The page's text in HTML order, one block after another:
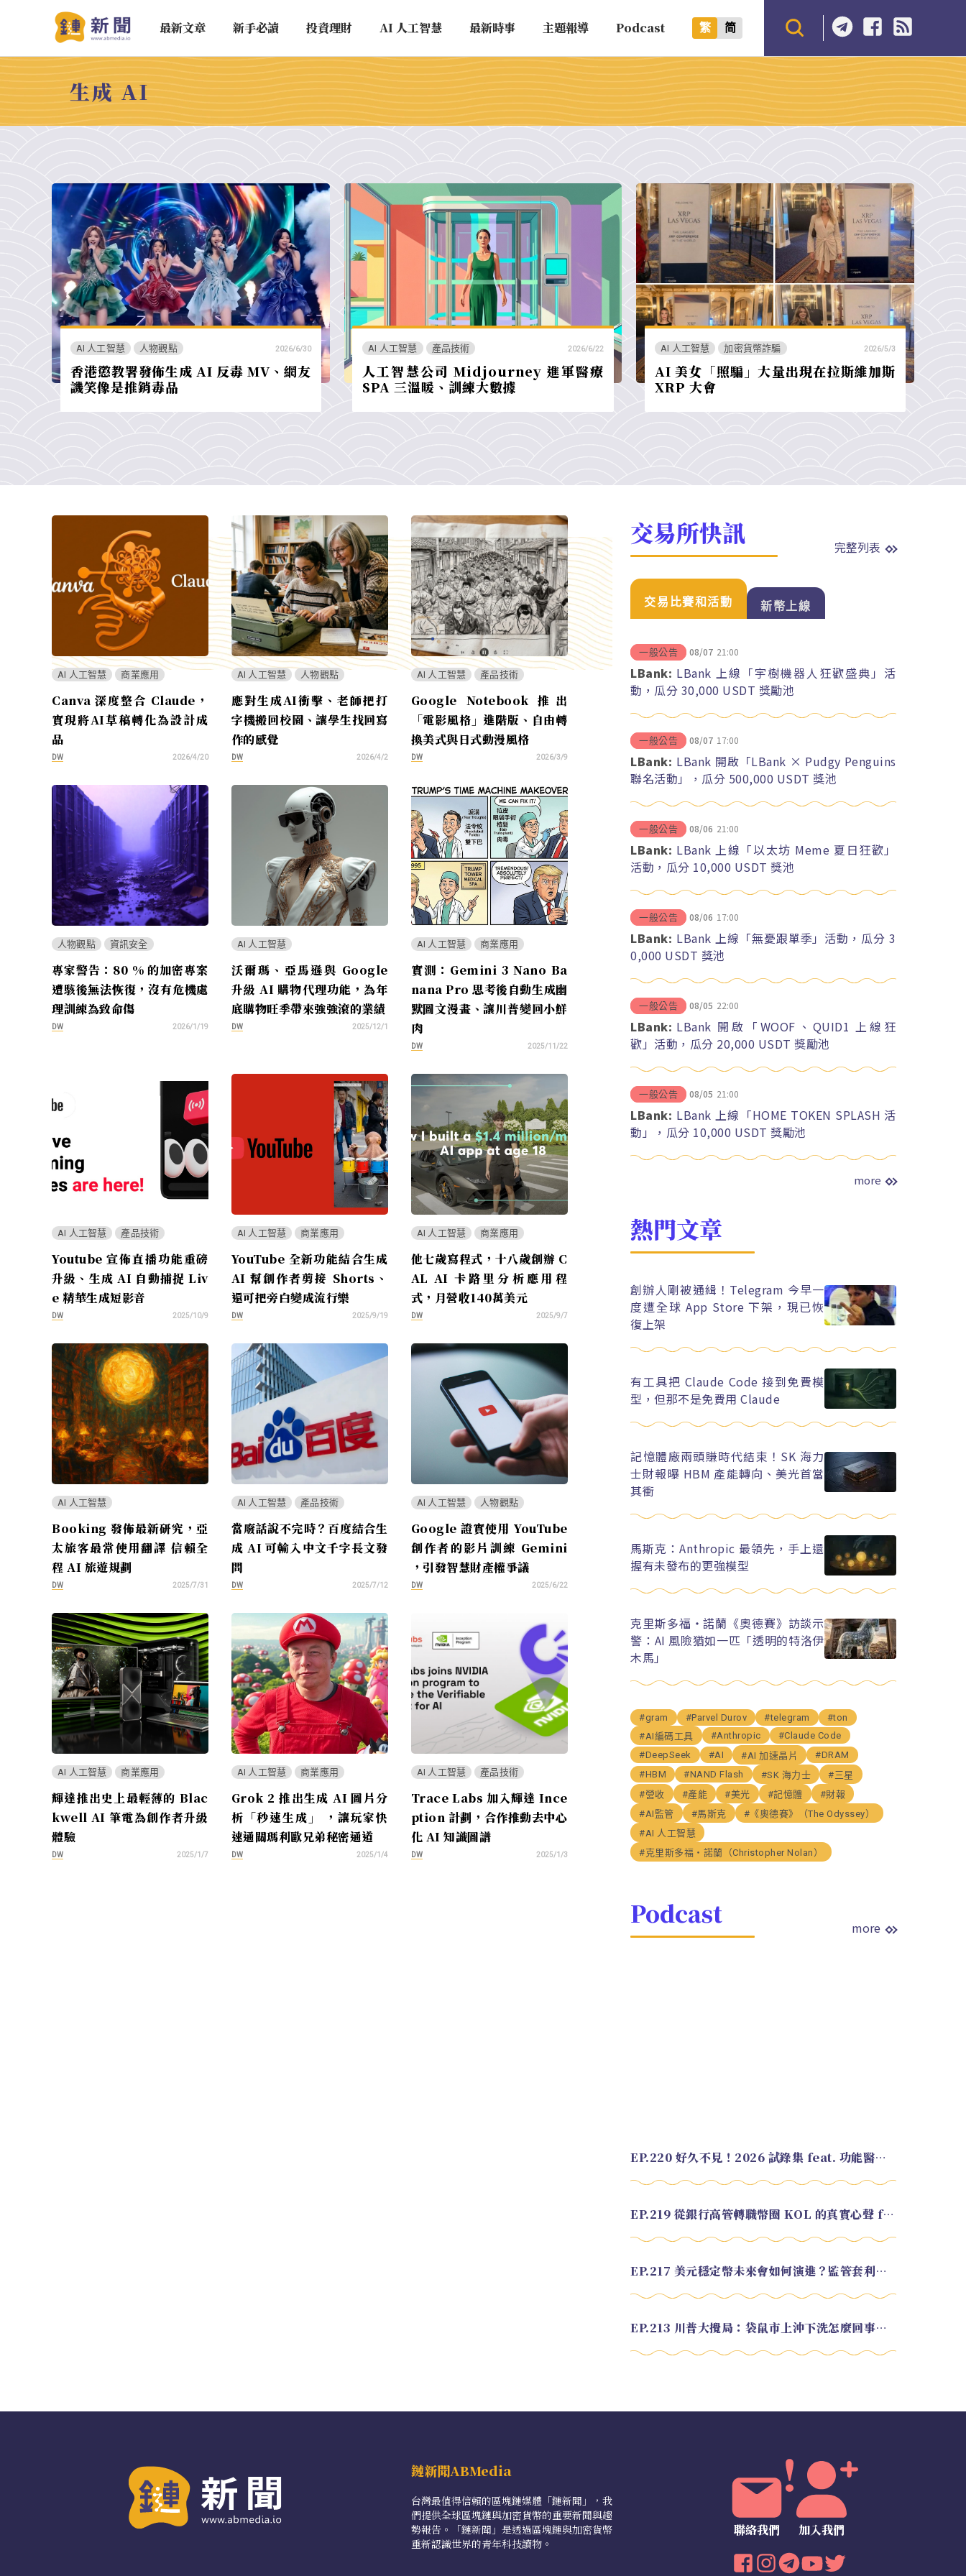
最新文章 新手必讀 投資理財 AI 人工智慧 最新時事 主題報導 Podcast 繁 简
生成 AI
AI 人工智慧 人物觀點 2026/6/30
香港懲教署發佈生成 AI 反毒 MV、網友
譏笑像是推銷毒品
AI 人工智慧 產品技術 2026/6/22
人工智慧公司 Midjourney 進軍醫療
SPA 三溫暖、訓練大數據
AI 人工智慧 加密貨幣詐騙 2026/5/3
AI 美女「照騙」大量出現在拉斯維加斯
XRP 大會
AI 人工智慧 商業應用
Canva 深度整合 Claude，
實現將AI草稿轉化為設計成
品
DW 2026/4/20
AI 人工智慧 人物觀點
應對生成AI衝擊、老師把打
字機搬回校園、讓學生找回寫
作的感覺
DW 2026/4/2
AI 人工智慧 產品技術
Google Notebook 推出
「電影風格」進階版、自由轉
換美式與日式動漫風格
DW 2026/3/9
人物觀點 資訊安全
專家警告：80 % 的加密專案
遭駭後無法恢復，沒有危機處
理訓練為致命傷
DW 2026/1/19
AI 人工智慧
沃爾瑪、亞馬遜與 Google
升級 AI 購物代理功能，為年
底購物旺季帶來強強滾的業績
DW 2025/12/1
AI 人工智慧 商業應用
實測：Gemini 3 Nano Ba
nana Pro 思考後自動生成幽
默圖文漫畫、讓川普變回小鮮
肉
DW 2025/11/22
AI 人工智慧 產品技術
Youtube 宣佈直播功能重磅
升級、生成 AI 自動捕捉 Liv
e 精華生成短影音
DW 2025/10/9
AI 人工智慧 商業應用
YouTube 全新功能結合生成
AI 幫創作者剪接 Shorts、
還可把旁白變成流行樂
DW 2025/9/19
AI 人工智慧 商業應用
他七歲寫程式，十八歲創辦 C
AL AI 卡路里分析應用程
式，月營收140萬美元
DW 2025/9/7
AI 人工智慧
Booking 發佈最新研究，亞
太旅客最常使用翻譯 信賴全
程 AI 旅遊規劃
DW 2025/7/31
AI 人工智慧 產品技術
當廢話說不完時？百度結合生
成 AI 可輸入中文千字長文發
問
DW 2025/7/12
AI 人工智慧 人物觀點
Google 證實使用 YouTube
創作者的影片訓練 Gemini
，引發智慧財產權爭議
DW 2025/6/22
AI 人工智慧 商業應用
輝達推出史上最輕薄的 Blac
kwell AI 筆電為創作者升級
體驗
DW 2025/1/7
AI 人工智慧 商業應用
Grok 2 推出生成 AI 圖片分
析「秒速生成」 ，讓玩家快
速通關瑪利歐兄弟秘密通道
DW 2025/1/4
AI 人工智慧 產品技術
Trace Labs 加入輝達 Ince
ption 計劃，合作推動去中心
化 AI 知識圖譜
DW 2025/1/3
交易所快訊 完整列表
交易比賽和活動 新幣上線
一般公告 08/07 21:00
LBank: LBank 上線「宇樹機器人狂歡盛典」活
動，瓜分 30,000 USDT 獎勵池
一般公告 08/07 17:00
LBank: LBank 開啟「LBank × Pudgy Penguins
聯名活動」，瓜分 500,000 USDT 獎池
一般公告 08/06 21:00
LBank: LBank 上線「以太坊 Meme 夏日狂歡」
活動，瓜分 10,000 USDT 獎池
一般公告 08/06 17:00
LBank: LBank 上線「無憂跟單季」活動，瓜分 3
0,000 USDT 獎池
一般公告 08/05 22:00
LBank: LBank 開啟「WOOF、QUID1 上線狂
歡」活動，瓜分 20,000 USDT 獎勵池
一般公告 08/05 21:00
LBank: LBank 上線「HOME TOKEN SPLASH 活
動」，瓜分 10,000 USDT 獎勵池
more
熱門文章
創辦人剛被通緝！Telegram 今早一
度遭全球 App Store 下架，現已恢
復上架
有工具把 Claude Code 接到免費模
型，但那不是免費用 Claude
記憶體廠兩頭賺時代結束！SK 海力
士財報曝 HBM 產能轉向、美光首當
其衝
馬斯克：Anthropic 最領先，手上還
握有未發布的更強模型
克里斯多福・諾蘭《奧德賽》訪談示
警：AI 風險猶如一匹「透明的特洛伊
木馬」
#gram #Parvel Durov #telegram
#ton
#AI編碼工具
#Anthropic
#Claude Code
#DeepSeek
#AI #AI 加速晶片
#DRAM
#HBM
#NAND Flash #SK 海力士
#三星
#營收
#產能 #美光 #記憶體
#財報
#AI監管
#馬斯克
#《奧德賽》（The Odyssey）
#AI 人工智慧
#克里斯多福・諾蘭（Christopher Nolan）
Podcast more
EP.220 好久不見！2026 試錄集 feat. 功能醫學營養師 美寶
EP.219 從銀行高管轉職幣圈 KOL 的真實心聲 feat.龜大
EP.217 美元穩定幣未來會如何演進？監管套利終將收斂？feat. 研究員 余哲安
EP.213 川普大攪局：袋鼠市上沖下洗怎麼回事？feat. Alvin
鏈新聞ABMedia
台灣最值得信賴的區塊鏈媒體「鏈新聞」，我
們提供全球區塊鏈與加密貨幣的重要新聞與趨
勢報告。「鏈新聞」是透過區塊鏈與加密貨幣
重新認識世界的青年科技讀物。
聯絡我們 加入我們